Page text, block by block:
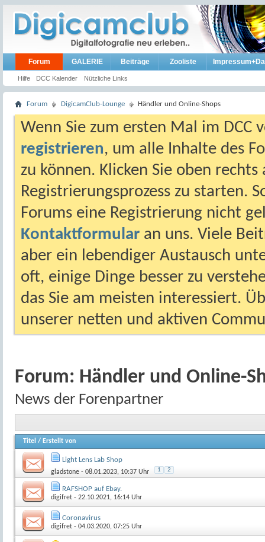
Forum
Hilfe DCC Kalender Nützliche Links
GALERIE Beiträge Zooliste
Forum DigicamClub-Lounge Händler und Online-Shops
Wenn Sie zum ersten Mal im DCC
registrieren, um alle Inhalte des
zu können. Klicken Sie oben
Registrierungsprozess zu starten.
Forums eine Registrierung nicht
Kontaktformular an uns. Viele
aber ein lebendiger Austausch
oft, einige Dinge besser zu
das Sie am meisten interessiert.
unserer netten und aktiven
Forum: Händler und Online-
News der Forenpartner
Titel / Erstellt von
Light Lens Lab Shop
gladstone - 08.01.2023, 10:37 Uhr 1 2
RAFSHOP auf Ebay.
digifret - 22.10.2021, 16:14 Uhr
Coronavirus
digifret - 04.03.2020, 07:25 Uhr